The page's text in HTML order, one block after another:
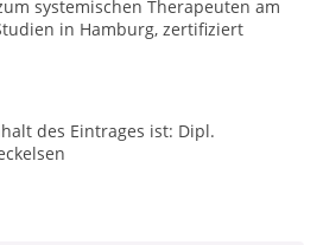
systemischen Therapeuten am
in Hamburg, zertifiziert
des Eintrages ist: Dipl.